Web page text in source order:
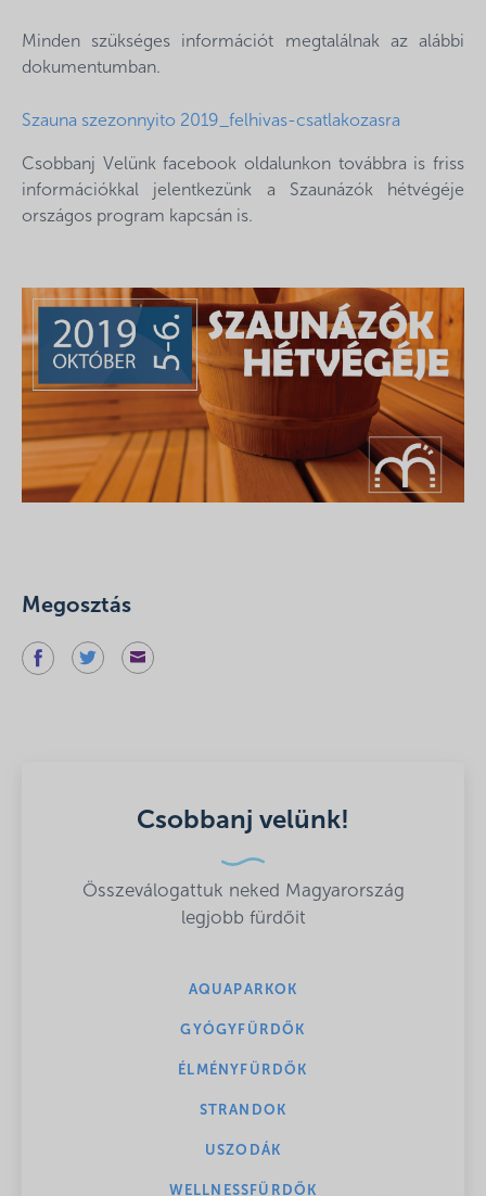
Minden szükséges információt megtalálnak az alábbi
dokumentumban.
Szauna szezonnyito 2019_felhivas-csatlakozasra
Csobbanj Velünk facebook oldalunkon továbbra is friss
információkkal jelentkezünk a Szaunázók hétvégéje
országos program kapcsán is.
Megosztás
Csobbanj velünk!
Összeválogattuk neked Magyarország
legjobb fürdőit
AQUAPARKOK
GYÓGYFÜRDŐK
ÉLMÉNYFÜRDŐK
STRANDOK
USZODÁK
WELLNESSFÜRDŐK